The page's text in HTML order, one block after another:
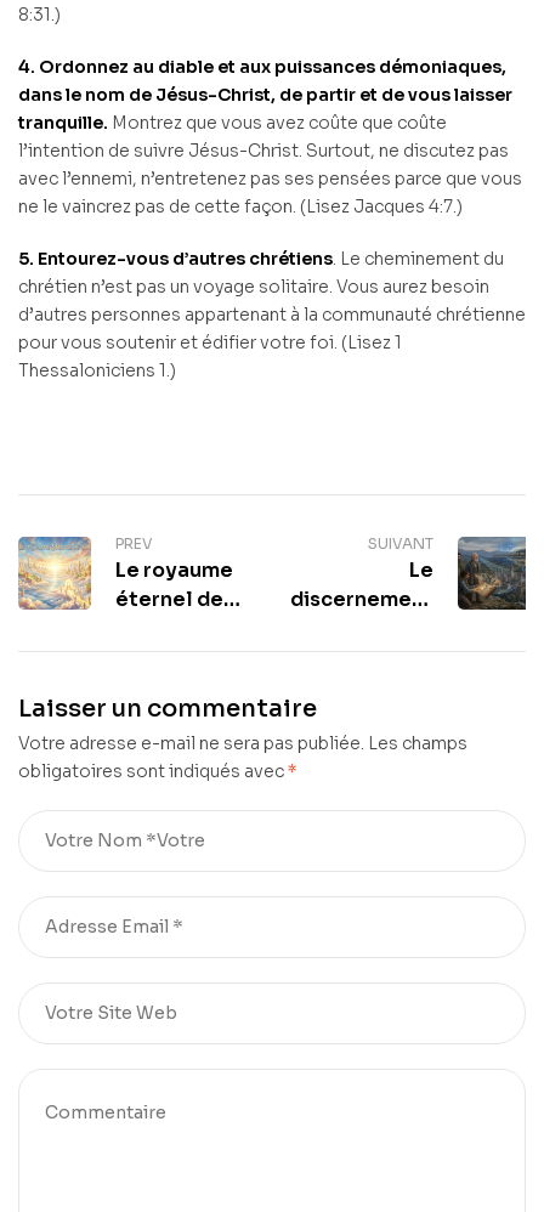
8:31.)
4. Ordonnez au diable et aux puissances démoniaques,
dans le nom de Jésus-Christ, de partir et de vous laisser
tranquille. Montrez que vous avez coûte que coûte
l’intention de suivre Jésus-Christ. Surtout, ne discutez pas
avec l’ennemi, n’entretenez pas ses pensées parce que vous
ne le vaincrez pas de cette façon. (Lisez Jacques 4:7.)
5. Entourez-vous d’autres chrétiens. Le cheminement du
chrétien n’est pas un voyage solitaire. Vous aurez besoin
d’autres personnes appartenant à la communauté chrétienne
pour vous soutenir et édifier votre foi. (Lisez 1
Thessaloniciens 1.)
PREV
Le royaume
éternel de
SUIVANT
Le
discernement
territorial
Laisser un commentaire
Votre adresse e-mail ne sera pas publiée. Les champs
obligatoires sont indiqués avec*